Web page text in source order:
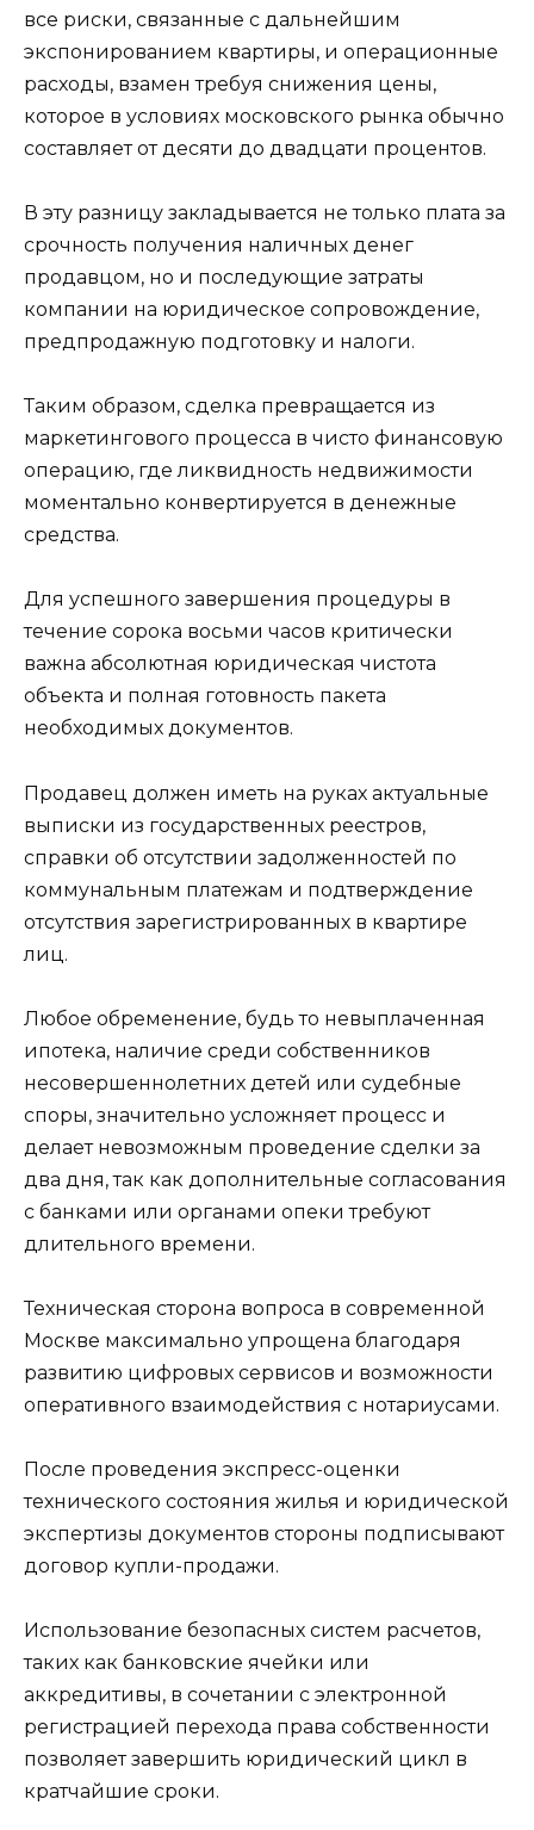
все риски, связанные с дальнейшим
экспонированием квартиры, и операционные
расходы, взамен требуя снижения цены,
которое в условиях московского рынка обычно
составляет от десяти до двадцати процентов.
В эту разницу закладывается не только плата за
срочность получения наличных денег
продавцом, но и последующие затраты
компании на юридическое сопровождение,
предпродажную подготовку и налоги.
Таким образом, сделка превращается из
маркетингового процесса в чисто финансовую
операцию, где ликвидность недвижимости
моментально конвертируется в денежные
средства.
Для успешного завершения процедуры в
течение сорока восьми часов критически
важна абсолютная юридическая чистота
объекта и полная готовность пакета
необходимых документов.
Продавец должен иметь на руках актуальные
выписки из государственных реестров,
справки об отсутствии задолженностей по
коммунальным платежам и подтверждение
отсутствия зарегистрированных в квартире
лиц.
Любое обременение, будь то невыплаченная
ипотека, наличие среди собственников
несовершеннолетних детей или судебные
споры, значительно усложняет процесс и
делает невозможным проведение сделки за
два дня, так как дополнительные согласования
с банками или органами опеки требуют
длительного времени.
Техническая сторона вопроса в современной
Москве максимально упрощена благодаря
развитию цифровых сервисов и возможности
оперативного взаимодействия с нотариусами.
После проведения экспресс-оценки
технического состояния жилья и юридической
экспертизы документов стороны подписывают
договор купли-продажи.
Использование безопасных систем расчетов,
таких как банковские ячейки или
аккредитивы, в сочетании с электронной
регистрацией перехода права собственности
позволяет завершить юридический цикл в
кратчайшие сроки.